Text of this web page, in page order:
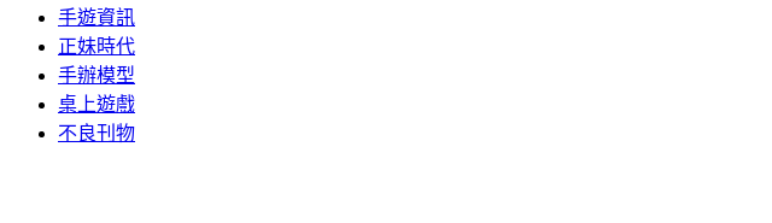
手遊資訊
正妹時代
手辦模型
桌上遊戲
不良刊物